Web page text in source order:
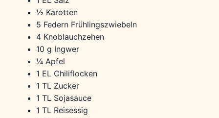
½ Karotten
5 Federn Frühlingszwiebeln
4 Knoblauchzehen
10 g Ingwer
¼ Apfel
1 EL Chiliflocken
1 TL Zucker
1 TL Sojasauce
1 TL Reisessig